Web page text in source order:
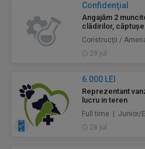
Confidenţial
Angajăm 2
clădirilor,
Construcţii /
29 jul.
6.000 LEI
Reprezentant
lucru in teren
28 jul.